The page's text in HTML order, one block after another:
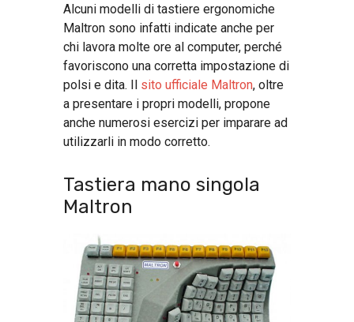
Alcuni modelli di tastiere ergonomiche
Maltron sono infatti indicate anche per
chi lavora molte ore al computer, perché
favoriscono una corretta impostazione di
polsi e dita. Il sito ufficiale Maltron, oltre
a presentare i propri modelli, propone
anche numerosi esercizi per imparare ad
utilizzarli in modo corretto.
Tastiera mano singola
Maltron